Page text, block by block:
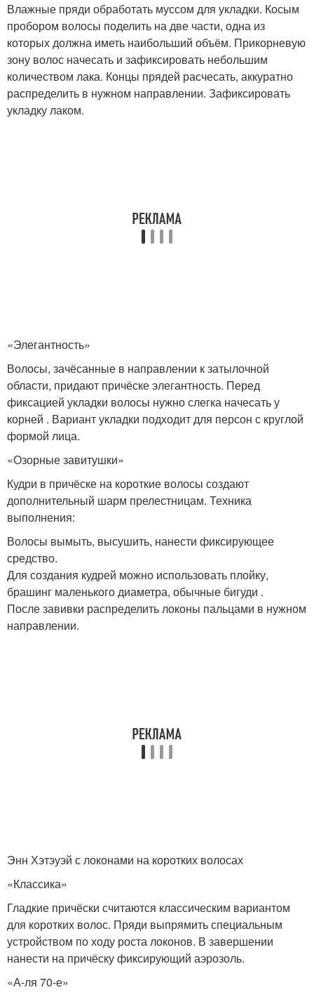
Влажные пряди обработать муссом для укладки. Косым
пробором волосы поделить на две части, одна из
которых должна иметь наибольший объём. Прикорневую
зону волос начесать и зафиксировать небольшим
количеством лака. Концы прядей расчесать, аккуратно
распределить в нужном направлении. Зафиксировать
укладку лаком.
«Элегантность»
Волосы, зачёсанные в направлении к затылочной
области, придают причёске элегантность. Перед
фиксацией укладки волосы нужно слегка начесать у
корней . Вариант укладки подходит для персон с круглой
формой лица.
«Озорные завитушки»
Кудри в причёске на короткие волосы создают
дополнительный шарм прелестницам. Техника
выполнения:
Волосы вымыть, высушить, нанести фиксирующее
средство.
Для создания кудрей можно использовать плойку,
брашинг маленького диаметра, обычные бигуди .
После завивки распределить локоны пальцами в нужном
направлении.
Энн Хэтэуэй с локонами на коротких волосах
«Классика»
Гладкие причёски считаются классическим вариантом
для коротких волос. Пряди выпрямить специальным
устройством по ходу роста локонов. В завершении
нанести на причёску фиксирующий аэрозоль.
«А-ля 70-е»